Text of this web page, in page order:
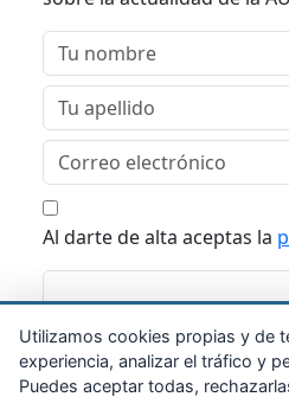
Al darte de alta aceptas la
Utilizamos cookies propias y de
experiencia, analizar el tráfico y
Puedes aceptar todas,